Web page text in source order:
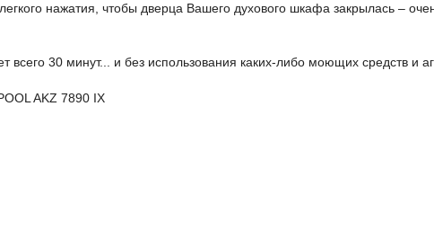
нажатия, чтобы дверца Вашего духового шкафа закрылась –
30 минут... и без использования каких-либо моющих средств и
AKZ 7890 IX